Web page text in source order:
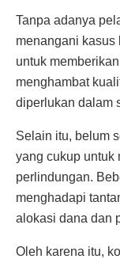
Tanpa adanya
menangani kasus
untuk
menghambat
diperlukan dalam
Selain itu, belum
yang cukup untuk
perlindungan.
menghadapi
alokasi dana dan
Oleh karena itu,